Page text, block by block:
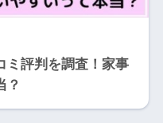
ミ評判を調査！家事
？